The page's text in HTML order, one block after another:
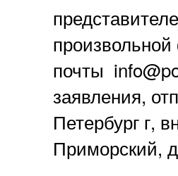
почты
заявления,
Петербург г,
Приморский,